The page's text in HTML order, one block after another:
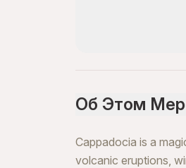
Об Этом
Cappadocia is a
volcanic eruptions,